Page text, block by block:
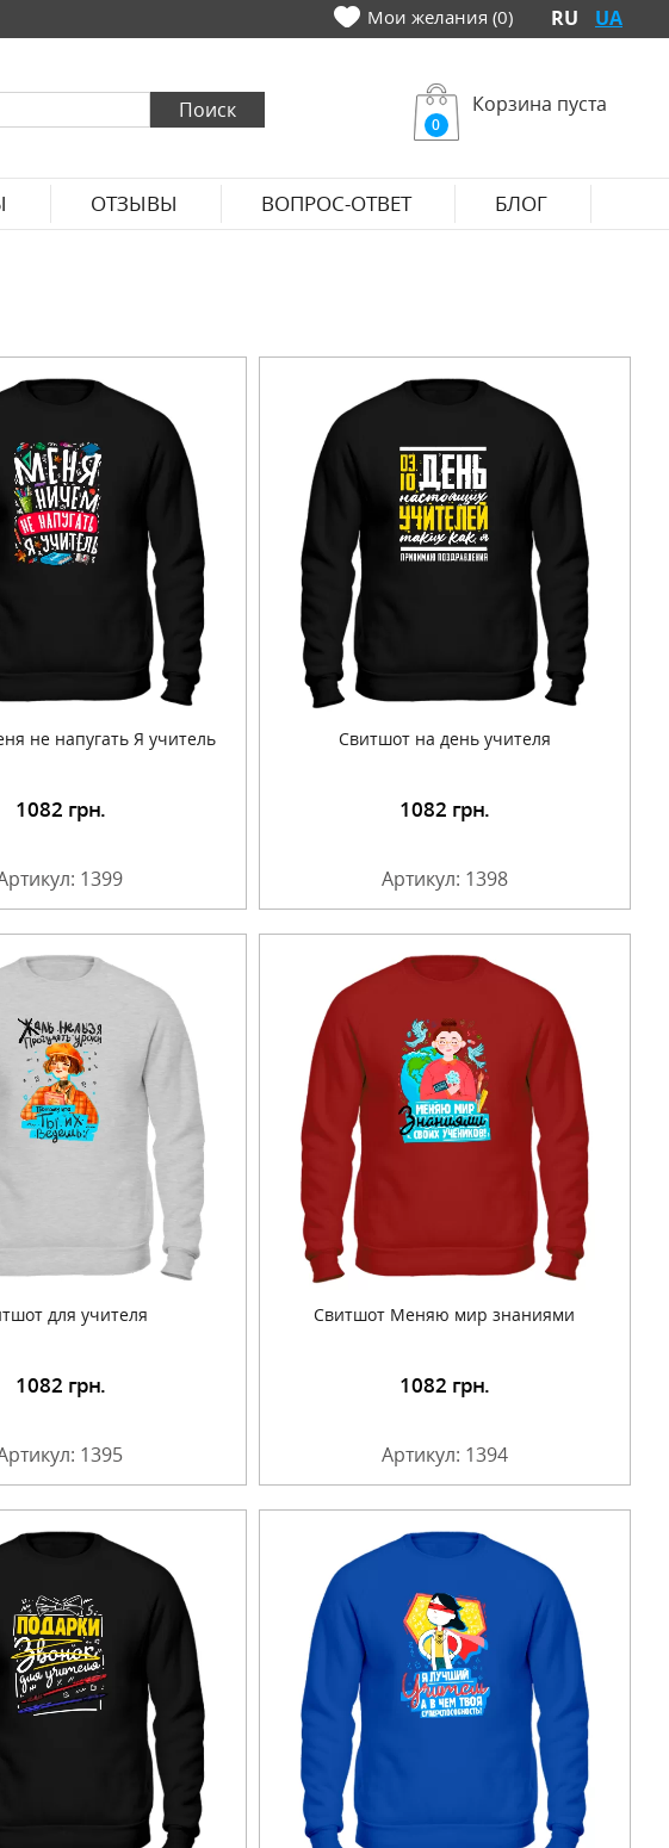
Мои желания (0) RU UA
0
Корзина пуста
ОТЗЫВЫ ВОПРОС-ОТВЕТ БЛОГ
не напугать Я учитель
1082 грн.
1399
Свитшот на день учителя
Подробнее 1082 грн.
Артикул: 1398
для учителя
1082 грн.
1395
Свитшот Меняю мир знаниями
Подробнее 1082 грн.
Артикул: 1394